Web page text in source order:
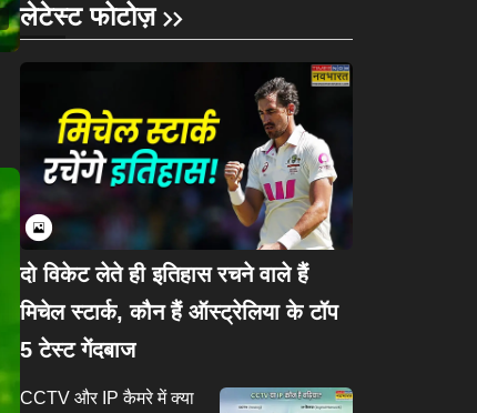
लेटेस्ट फोटोज़
दो विकेट लेते ही इतिहास रचने वाले हैं
मिचेल स्टार्क, कौन हैं ऑस्ट्रेलिया के टॉप
5 टेस्ट गेंदबाज
CCTV और IP कैमरे में क्या